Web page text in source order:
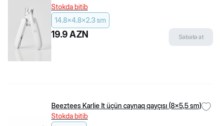
Stokda bitib
14.8x4.8x2.3 sm
19.9 AZN Səbətə at
Beeztees Karlie İt üçün caynaq qayçısı (8x5,5 sm)
Stokda bitib
Pişik qumları
Bala pişiklər üçün yem
Populyar brendlər
Flexi
Beeztees
Rio
Tez-tez soruşulan suallar
Məhsul dəyərləndirmə qaydaları